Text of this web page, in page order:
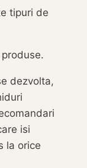
tipuri de
dezvolta,
isi
la orice